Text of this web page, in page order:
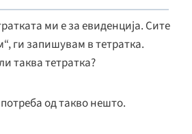
ми е за евиденција. Сите
ги запишувам в тетратка.
таква тетратка?
од такво нешто.